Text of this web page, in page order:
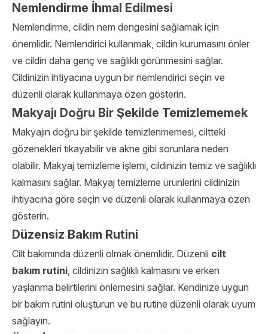
Nemlendirme İhmal Edilmesi
Nemlendirme, cildin nem dengesini sağlamak için
önemlidir. Nemlendirici kullanmak, cildin kurumasını önler
ve cildin daha genç ve sağlıklı görünmesini sağlar.
Cildinizin ihtiyacına uygun bir nemlendirici seçin ve
düzenli olarak kullanmaya özen gösterin.
Makyajı Doğru Bir Şekilde Temizlememek
Makyajın doğru bir şekilde temizlenmemesi, ciltteki
gözenekleri tıkayabilir ve akne gibi sorunlara neden
olabilir. Makyaj temizleme işlemi, cildinizin temiz ve sağlıklı
kalmasını sağlar. Makyaj temizleme ürünlerini cildinizin
ihtiyacına göre seçin ve düzenli olarak kullanmaya özen
gösterin.
Düzensiz Bakım Rutini
Cilt bakımında düzenli olmak önemlidir. Düzenli cilt
bakım rutini, cildinizin sağlıklı kalmasını ve erken
yaşlanma belirtilerini önlemesini sağlar. Kendinize uygun
bir bakım rutini oluşturun ve bu rutine düzenli olarak uyum
sağlayın.